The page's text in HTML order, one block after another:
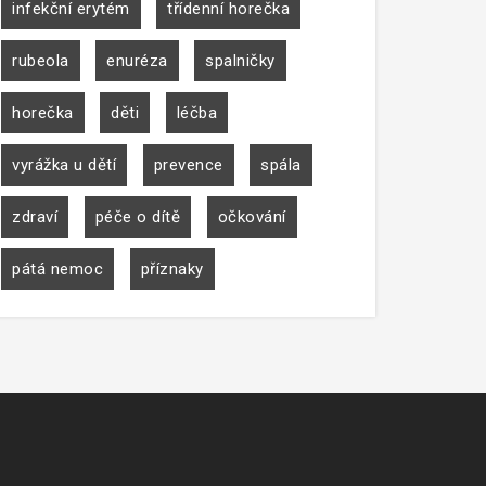
infekční erytém třídenní horečka
rubeola enuréza spalničky
horečka děti léčba
vyrážka u dětí prevence spála
zdraví péče o dítě očkování
pátá nemoc příznaky